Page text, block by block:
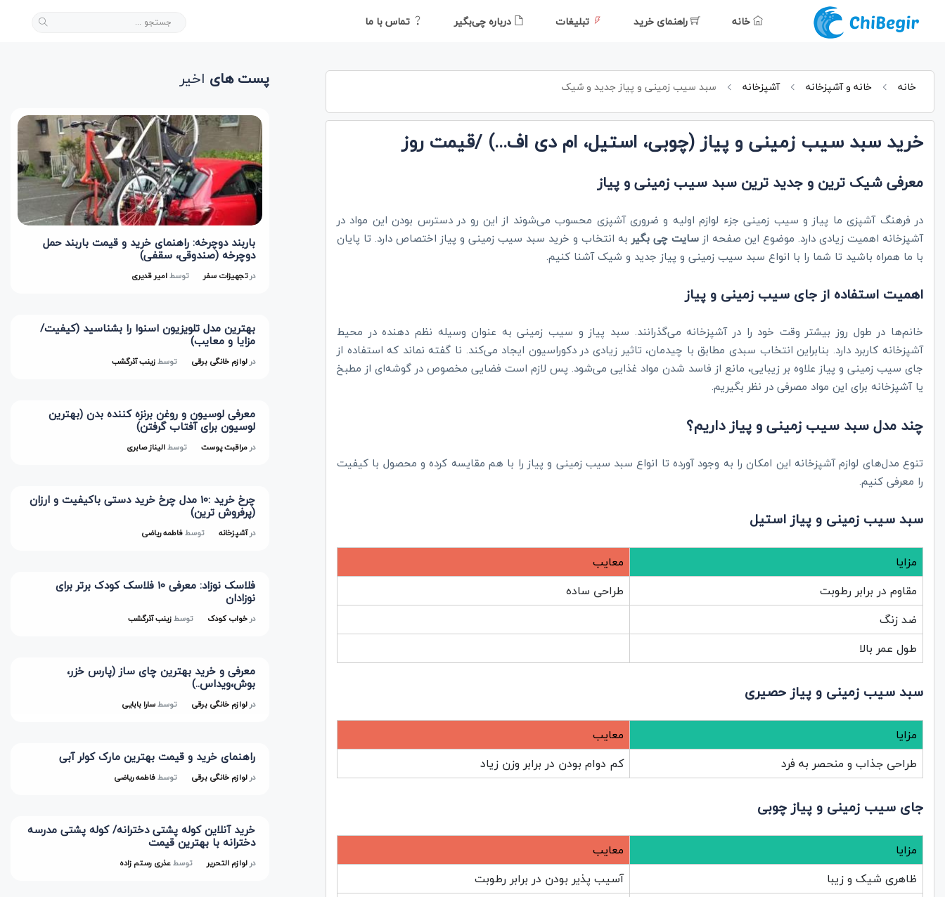
خانه راهنمای خرید تبلیغات درباره چی‌بگیر تماس با ما
خانه خانه و آشپزخانه آشپزخانه سبد سیب زمینی و پیاز جدید و شیک
خرید سبد سیب زمینی و پیاز (چوبی، استیل، ام دی اف...) /قیمت روز
معرفی شیک ترین و جدید ترین سبد سیب زمینی و پیاز
در فرهنگ آشپزی ما پیاز و سیب زمینی جزء لوازم اولیه و ضروری آشپزی محسوب می‌شوند از این رو در دسترس بودن این مواد در
آشپزخانه اهمیت زیادی دارد. موضوع این صفحه از سایت چی بگیر به انتخاب و خرید سبد سیب زمینی و پیاز اختصاص دارد. تا پایان
با ما همراه باشید تا شما را با انواع سبد سیب زمینی و پیاز جدید و شیک آشنا کنیم.
اهمیت استفاده از جای سیب زمینی و پیاز
خانم‌ها در طول روز بیشتر وقت خود را در آشپزخانه می‌گذرانند. سبد پیاز و سیب زمینی به عنوان وسیله نظم دهنده در محیط
آشپزخانه کاربرد دارد. بنابراین انتخاب سبدی مطابق با چیدمان، تاثیر زیادی در دکوراسیون ایجاد می‌کند. نا گفته نماند که استفاده از
جای سیب زمینی و پیاز علاوه بر زیبایی، مانع از فاسد شدن مواد غذایی می‌شود. پس لازم است فضایی مخصوص در گوشه‌ای از مطبخ
یا آشپزخانه برای این مواد مصرفی در نظر بگیریم.
چند مدل سبد سیب زمینی و پیاز داریم؟
تنوع مدل‌های لوازم آشپزخانه این امکان را به وجود آورده تا انواع سبد سیب زمینی و پیاز را با هم مقایسه کرده و محصول با کیفیت
را معرفی کنیم.
سبد سیب زمینی و پیاز استیل
مزایا
معایب
مقاوم در برابر رطوبت
طراحی ساده
ضد زنگ
طول عمر بالا
سبد سیب زمینی و پیاز حصیری
مزایا
معایب
طراحی جذاب و منحصر به فرد
کم دوام بودن در برابر وزن زیاد
جای سیب زمینی و پیاز چوبی
مزایا
معایب
ظاهری شیک و زیبا
آسیب پذیر بودن در برابر رطوبت
پست های اخیر
باربند دوچرخه: راهنمای خرید و قیمت باربند حمل
دوچرخه (صندوقی، سقفی)
درتجهیزات سفر توسطامیر قدیری
بهترین مدل تلویزیون اسنوا را بشناسید (کیفیت/
مزایا و معایب)
درلوازم خانگی برقی توسطزینب آذرگشب
معرفی لوسیون و روغن برنزه کننده بدن (بهترین
لوسیون برای آفتاب گرفتن)
درمراقبت پوست توسطالیناز صابری
چرخ خرید :10 مدل چرخ خرید دستی باکیفیت و ارزان
(پرفروش ترین)
درآشپزخانه توسطفاطمه ریاضی
فلاسک نوزاد: معرفی 10 فلاسک کودک برتر برای
نوزادان
درخواب کودک توسطزینب آذرگشب
معرفی و خرید بهترین چای ساز (پارس خزر،
بوش،ویداس..)
درلوازم خانگی برقی توسطسارا بابایی
راهنمای خرید و قیمت بهترین مارک کولر آبی
درلوازم خانگی برقی توسطفاطمه ریاضی
خرید آنلاین کوله پشتی دخترانه/ کوله پشتی مدرسه
دخترانه با بهترین قیمت
درلوازم التحریر توسطعذری رستم زاده